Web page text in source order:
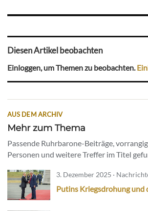
Diesen Artikel beobachten
Einloggen, um Themen zu beobachten.
AUS DEM ARCHIV
Mehr zum Thema
Passende Ruhrbarone-Beiträge,
Personen und weitere Treffer im Titel
3. Dezember 2025 ·
Putins Kriegsdrohung und